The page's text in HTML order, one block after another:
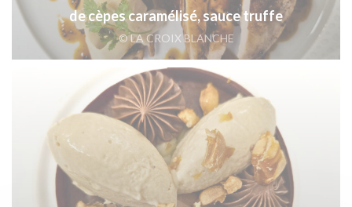
de cèpes caramélisé, sauce truffe
© LA CROIX BLANCHE